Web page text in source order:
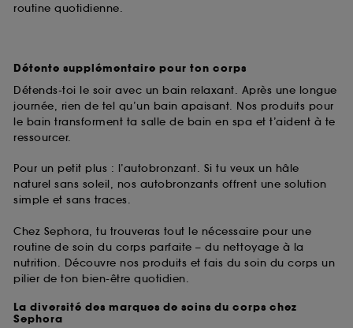
routine quotidienne.
Détente supplémentaire pour ton corps
Détends-toi le soir avec un bain relaxant. Après une longue
journée, rien de tel qu’un bain apaisant. Nos produits pour
le bain transforment ta salle de bain en spa et t’aident à te
ressourcer.
Pour un petit plus : l’autobronzant. Si tu veux un hâle
naturel sans soleil, nos autobronzants offrent une solution
simple et sans traces.
Chez Sephora, tu trouveras tout le nécessaire pour une
routine de soin du corps parfaite – du nettoyage à la
nutrition. Découvre nos produits et fais du soin du corps un
pilier de ton bien-être quotidien.
La diversité des marques de soins du corps chez
Sephora